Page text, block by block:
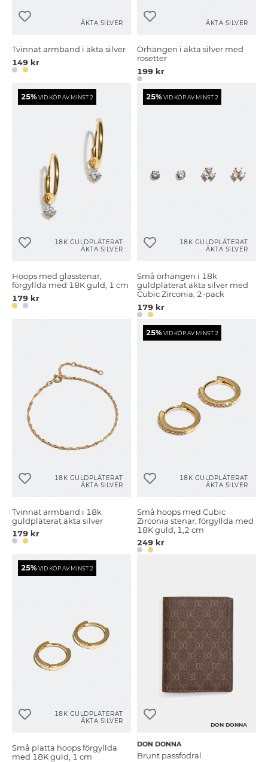
ÄKTA SILVER
Tvinnat armband i äkta silver
149 kr
ÄKTA SILVER
Örhängen i äkta silver med
rosetter
199 kr
25%VID KÖP AV MINST 2
18K GULDPLÄTERAT
ÄKTA SILVER
Hoops med glasstenar,
förgyllda med 18K guld, 1 cm
179 kr
25%VID KÖP AV MINST 2
18K GULDPLÄTERAT
ÄKTA SILVER
Små örhängen i 18k
guldpläterat äkta silver med
Cubic Zirconia, 2-pack
179 kr
18K GULDPLÄTERAT
ÄKTA SILVER
Tvinnat armband i 18k
guldpläterat äkta silver
179 kr
25%VID KÖP AV MINST 2
18K GULDPLÄTERAT
ÄKTA SILVER
Små hoops med Cubic
Zirconia stenar, förgyllda med
18K guld, 1,2 cm
249 kr
25%VID KÖP AV MINST 2
18K GULDPLÄTERAT
ÄKTA SILVER
Små platta hoops förgyllda
med 18K guld, 1 cm
DON DONNA
DON DONNA
Brunt passfodral